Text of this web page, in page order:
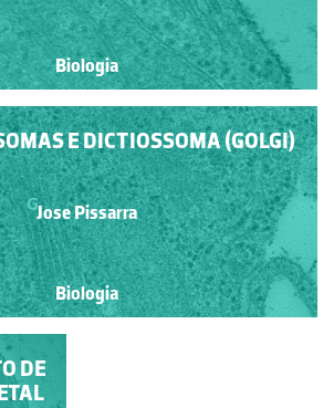
Biologia
E DICTIOSSOMA (GOLGI)
Jose Pissarra
Biologia
DE